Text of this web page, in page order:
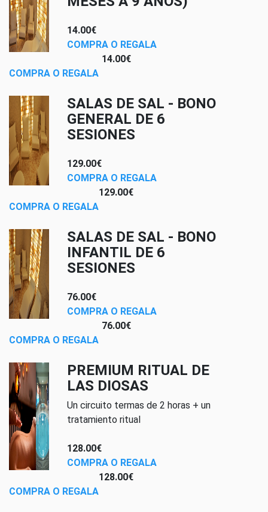
14.00€
COMPRA O REGALA
14.00€
COMPRA O REGALA
SALAS DE SAL - BONO
GENERAL DE 6
SESIONES
129.00€
COMPRA O REGALA
129.00€
COMPRA O REGALA
SALAS DE SAL - BONO
INFANTIL DE 6
SESIONES
76.00€
COMPRA O REGALA
76.00€
COMPRA O REGALA
PREMIUM RITUAL DE
LAS DIOSAS
Un circuito termas de 2 horas + un
tratamiento ritual
128.00€
COMPRA O REGALA
128.00€
COMPRA O REGALA